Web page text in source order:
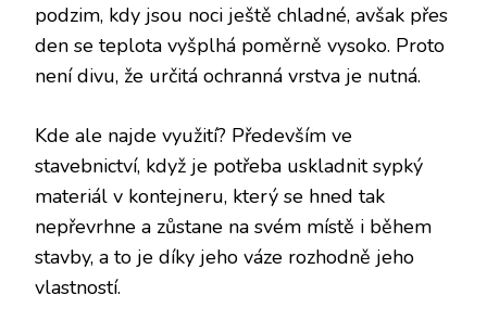
podzim, kdy jsou noci ještě chladné, avšak přes
den se teplota vyšplhá poměrně vysoko. Proto
není divu, že určitá ochranná vrstva je nutná.
Kde ale najde využití? Především ve
stavebnictví, když je potřeba uskladnit sypký
materiál v kontejneru, který se hned tak
nepřevrhne a zůstane na svém místě i během
stavby, a to je díky jeho váze rozhodně jeho
vlastností.